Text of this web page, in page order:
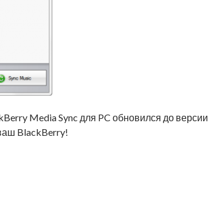
Media Sync для PC обновился до версии
BlackBerry!